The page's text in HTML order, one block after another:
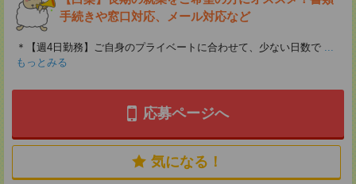
手続きや窓口対応、メール対応など
＊【週4日勤務】ご自身のプライベートに合わせて、少ない日数で ...
もっとみる
応募ページへ
気になる！